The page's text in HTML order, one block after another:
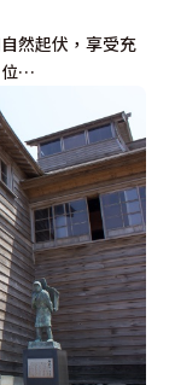
然起伏，享受充
位…